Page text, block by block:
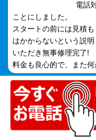
電話
ことにしました。
スタートの前には見積
はかからないという説
いただき無事修理完了!
料金も良心的で、また何